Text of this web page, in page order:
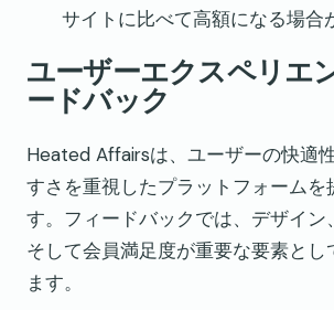
サイトに比べて高額になる場合
ユーザーエクスペリエ
ードバック
Heated Affairsは、ユーザーの快適
すさを重視したプラットフォームを
す。フィードバックでは、デザイン
そして会員満足度が重要な要素とし
ます。